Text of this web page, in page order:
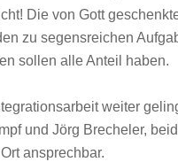
Die von Gott
zu segensreichen
sollen alle Anteil haben.
weiter
und Jörg Brecheler,
ansprechbar.